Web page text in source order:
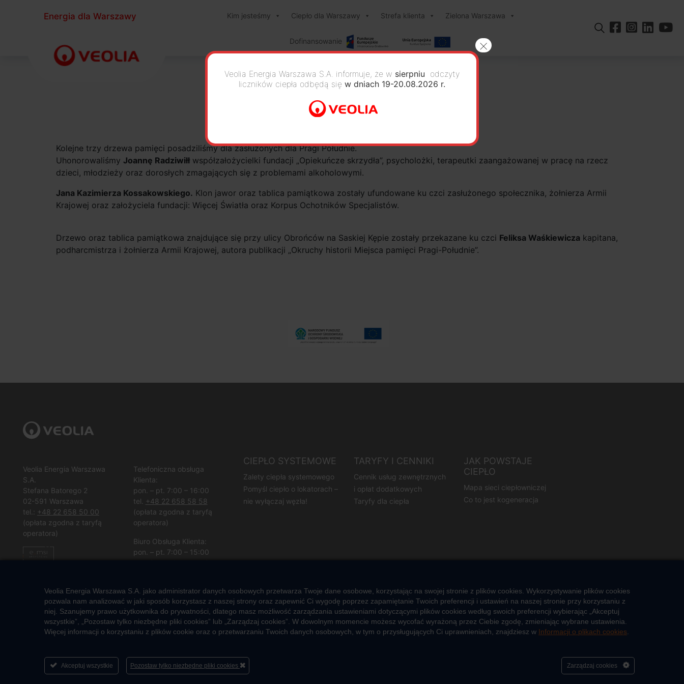
Energia dla Warszawy Kim jesteśmy Ciepło dla Warszawy Strefa klienta Zielona Warszawa
Dofinansowanie
Ważni dla Dzielnicy Praga Południe
Kolejne trzy drzewa pamięci posadziliśmy dla zasłużonych dla Pragi Południe.
Uhonorowaliśmy Joannę Radziwiłłwspółzałożycielki fundacji „Opiekuńcze skrzydła”, psycholożki, terapeutki zaangażowanej w pracę na rzecz
dzieci, młodzieży oraz dorosłych zmagających się z problemami alkoholowymi.
Jana Kazimierza Kossakowskiego. Klon jawor oraz tablica pamiątkowa zostały ufundowane ku czci zasłużonego społecznika, żołnierza Armii
Krajowej oraz założyciela fundacji: Więcej Światła oraz Korpus Ochotników Specjalistów.
Drzewo oraz tablica pamiątkowa znajdujące się przy ulicy Obrońców na Saskiej Kępie zostały przekazane ku czci Feliksa Waśkiewicza kapitana,
podharcmistrza i żołnierza Armii Krajowej, autora publikacji „Okruchy historii Miejsca pamięci Pragi-Południe”.
Veolia Energia Warszawa
S.A.
Stefana Batorego 2
02-591 Warszawa
tel.: +48 22 658 50 00
(opłata zgodna z taryfą
operatora)
Telefoniczna obsługa
Klienta:
pon. – pt. 7:00 – 16:00
tel.
+48 22 658 58 58
(opłata zgodna z taryfą
operatora)
Biuro Obsługa Klienta:
pon. – pt. 7:00 – 15:00
wyłącznie obsługa
interwencyjna.
(Kliknij po więcej informacji)
CIEPŁO SYSTEMOWE
Zalety ciepła systemowego
Pomyśl ciepło o lokatorach –
nie wyłączaj węzła!
TARYFY I CENNIKI
Cennik usług zewnętrznych
i opłat dodatkowych
Taryfy dla ciepła
JAK POWSTAJE
CIEPŁO
Mapa sieci ciepłowniczej
Co to jest kogeneracja
Veolia Energia Warszawa S.A. informuje, że w sierpniu odczyty
liczników ciepła odbędą sięw dniach 19-20.08.2026 r.
×
Veolia Energia Warszawa S.A. jako administrator danych osobowych przetwarza Twoje dane osobowe, korzystając na swojej stronie z plików cookies. Wykorzystywanie plików cookies
pozwala nam analizować w jaki sposób korzystasz z naszej strony oraz zapewnić Ci wygodę poprzez zapamiętanie Twoich preferencji i ustawień na naszej stronie przy korzystaniu z
niej. Szanujemy prawo użytkownika do prywatności, dlatego masz możliwość zarządzania ustawieniami dotyczącymi plików cookies według swoich preferencji wybierając „Akceptuj
wszystkie”, „Pozostaw tylko niezbędne pliki cookies” lub „Zarządzaj cookies”. W dowolnym momencie możesz wycofać wyrażoną przez Ciebie zgodę, zmieniając wybrane ustawienia.
Więcej informacji o korzystaniu z plików cookie oraz o przetwarzaniu Twoich danych osobowych, w tym o przysługujących Ci uprawnieniach, znajdziesz w Informacji o plikach cookies
Akceptuj wszystkie Pozostaw tylko niezbędne pliki cookies Zarządzaj cookies